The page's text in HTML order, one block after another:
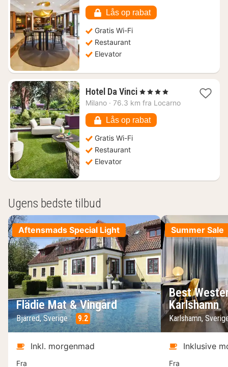
kr.
Lås op rabat
Gratis Wi-Fi
Restaurant
Elevator
Hotel Da Vinci1
nat
379
kr.
, 4 Stjerner
Milano · 76.3 km fra Locarno
Lås op rabat
Gratis Wi-Fi
Restaurant
Elevator
Ugens bedste tilbud
Aftensmads Special Light
Flädie Mat & Vingård
Bjärred, Sverige 9.2
Inkl. morgenmad
Fra
Summer Sale
Best
Karlshamn
Karlshamn,
Inklusive
Fra